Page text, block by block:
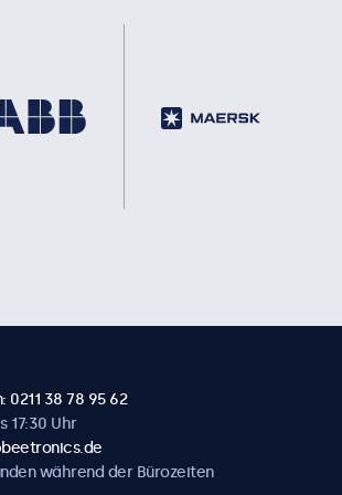
0211 38 78 95 62
17:30 Uhr
während der Bürozeiten